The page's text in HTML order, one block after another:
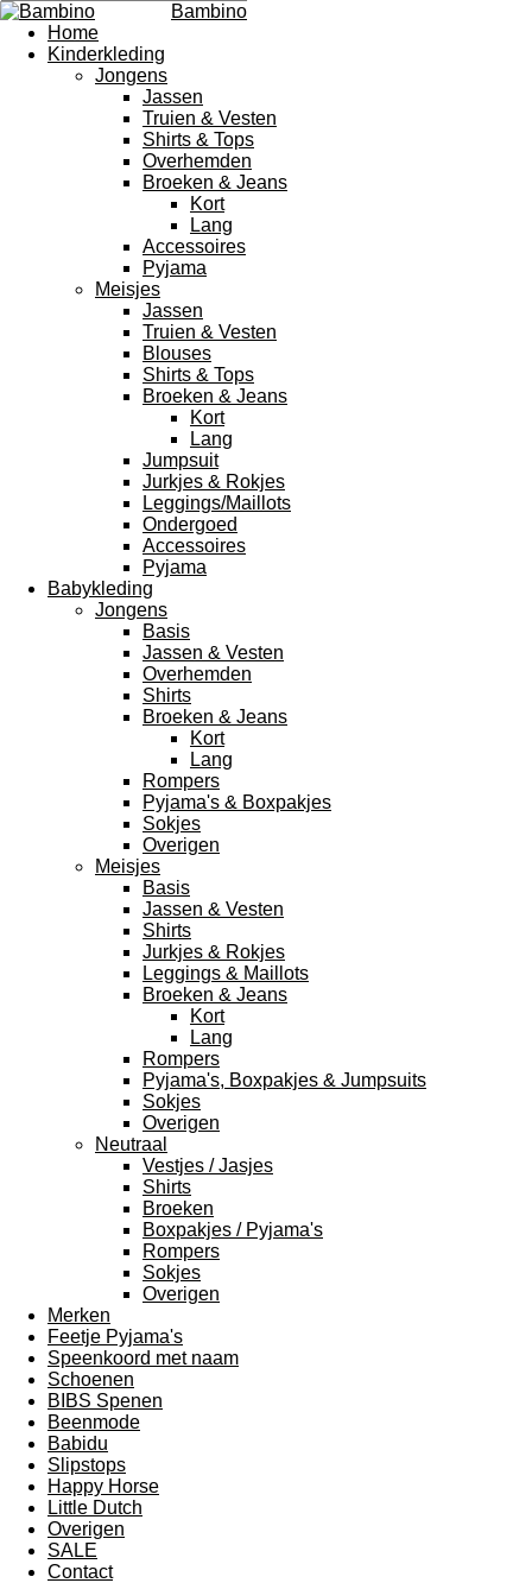
Bambino
Home
Kinderkleding
Jongens
Jassen
Truien & Vesten
Shirts & Tops
Overhemden
Broeken & Jeans
Kort
Lang
Accessoires
Pyjama
Meisjes
Jassen
Truien & Vesten
Blouses
Shirts & Tops
Broeken & Jeans
Kort
Lang
Jumpsuit
Jurkjes & Rokjes
Leggings/Maillots
Ondergoed
Accessoires
Pyjama
Babykleding
Jongens
Basis
Jassen & Vesten
Overhemden
Shirts
Broeken & Jeans
Kort
Lang
Rompers
Pyjama's & Boxpakjes
Sokjes
Overigen
Meisjes
Basis
Jassen & Vesten
Shirts
Jurkjes & Rokjes
Leggings & Maillots
Broeken & Jeans
Kort
Lang
Rompers
Pyjama's, Boxpakjes & Jumpsuits
Sokjes
Overigen
Neutraal
Vestjes / Jasjes
Shirts
Broeken
Boxpakjes / Pyjama's
Rompers
Sokjes
Overigen
Merken
Feetje Pyjama's
Speenkoord met naam
Schoenen
BIBS Spenen
Beenmode
Babidu
Slipstops
Happy Horse
Little Dutch
Overigen
SALE
Contact